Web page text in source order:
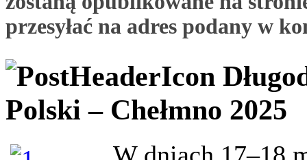
przesyłać na adres podany w
Polski – Chełmno 2025